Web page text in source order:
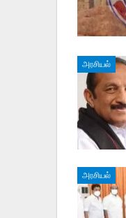
அரசியல்
அரசியல்